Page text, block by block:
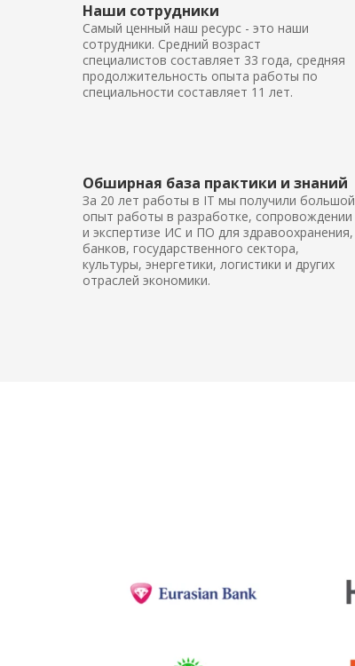
За 20 лет работы в IT мы получили большой
опыт работы в разработке, сопровождении
и экспертизе ИС и ПО для здравоохранения,
банков, государственного сектора,
культуры, энергетики, логистики и других
отраслей экономики.
Самый ценный наш ресурс - это наши
сотрудники. Средний возраст
специалистов составляет 33 года, средняя
продолжительность опыта работы по
специальности составляет 11 лет.
Обширная база практики и знаний
Наши сотрудники